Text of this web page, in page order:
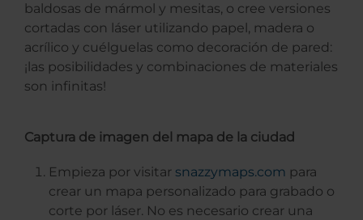
baldosas de mármol y mesitas, o cree versiones
cortadas con láser utilizando papel, madera o
acrílico y cuélguelas como decoración de pared:
¡las posibilidades y combinaciones de materiales
son infinitas!
Captura de imagen del mapa de la ciudad
Empieza por visitar snazzymaps.com para
crear un mapa personalizado para grabado o
corte por láser. No es necesario crear una